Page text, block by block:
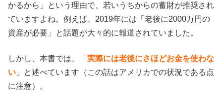
かるから」という理由で、若いうちからの蓄財が推奨され
ていますよね。例えば、2019年には「老後に2000万円の
資産が必要」と話題が大々的に報道されていました。
しかし、本書では、「 実際には老後にさほどお金を使わな
い 」と述べています（この話はアメリカでの状況である点
に注意）。